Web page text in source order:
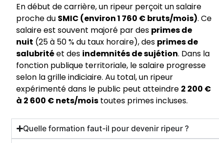
En début de carrière, un ripeur perçoit un salaire
proche du SMIC (environ 1 760 € bruts/mois). Ce
salaire est souvent majoré par des primes de
nuit (25 à 50 % du taux horaire), des primes de
salubritéet des indemnités de sujétion. Dans la
fonction publique territoriale, le salaire progresse
selon la grille indiciaire. Au total, un ripeur
expérimenté dans le public peut atteindre 2 200 €
à 2 600 € nets/mois toutes primes incluses.
Quelle formation faut-il pour devenir ripeur ?